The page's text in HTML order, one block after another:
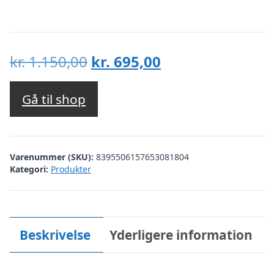
kr.1.150,00 Den
oprindelige
var:
kr. 1.150,00.
kr. 695,00
kr. 695,00.
Gå til shop
Varenummer (SKU): 8395506157653081804
Kategori: Produkter
Beskrivelse Yderligere information